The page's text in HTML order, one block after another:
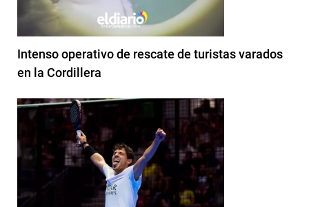
Intenso operativo de rescate de turistas varados
en la Cordillera